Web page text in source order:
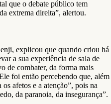
que o debate público tem
extrema direita”, alertou.
explicou que quando criou há
a sua experiência de sala de
de combater, da forma mais
foi então percebendo que, além
afetos e a atenção”, pois na
da paranoia, da insegurança”.